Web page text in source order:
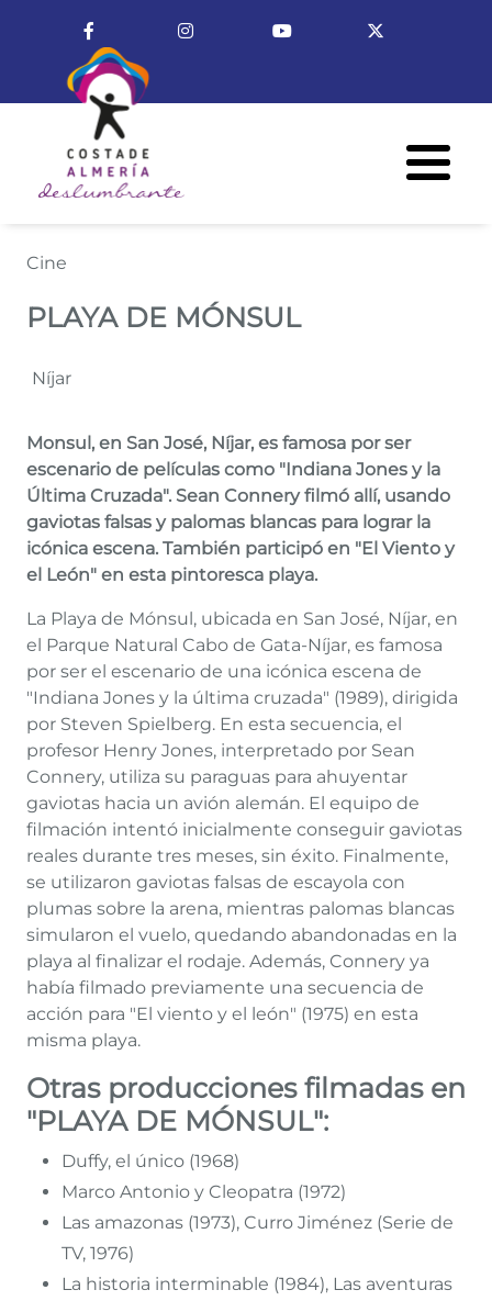
Enlace a FacebookEnlace a InstagramEnlace a Youtube
Cine
PLAYA DE MÓNSUL
Níjar
Monsul, en San José, Níjar, es famosa por ser
escenario de películas como "Indiana Jones y la
Última Cruzada". Sean Connery filmó allí, usando
gaviotas falsas y palomas blancas para lograr la
icónica escena. También participó en "El Viento y
el León" en esta pintoresca playa.
La Playa de Mónsul, ubicada en San José, Níjar, en
el Parque Natural Cabo de Gata-Níjar, es famosa
por ser el escenario de una icónica escena de
"Indiana Jones y la última cruzada" (1989), dirigida
por Steven Spielberg. En esta secuencia, el
profesor Henry Jones, interpretado por Sean
Connery, utiliza su paraguas para ahuyentar
gaviotas hacia un avión alemán. El equipo de
filmación intentó inicialmente conseguir gaviotas
reales durante tres meses, sin éxito. Finalmente,
se utilizaron gaviotas falsas de escayola con
plumas sobre la arena, mientras palomas blancas
simularon el vuelo, quedando abandonadas en la
playa al finalizar el rodaje. Además, Connery ya
había filmado previamente una secuencia de
acción para "El viento y el león" (1975) en esta
misma playa.
Otras producciones filmadas en
"PLAYA DE MÓNSUL":
Duffy, el único (1968)
Marco Antonio y Cleopatra (1972)
Las amazonas (1973), Curro Jiménez (Serie de
TV, 1976)
La historia interminable (1984), Las aventuras